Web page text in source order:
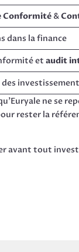
Conformité &
dans la finance
etaudit
ne se
rester la
avant tout